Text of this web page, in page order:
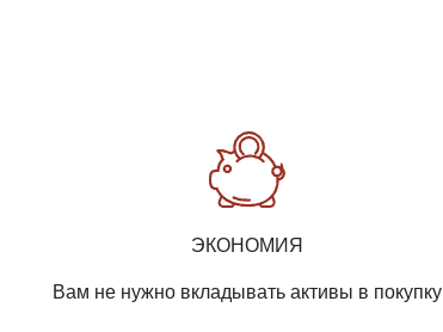
ЭКОНОМИЯ
Вам не нужно вкладывать активы в покупку